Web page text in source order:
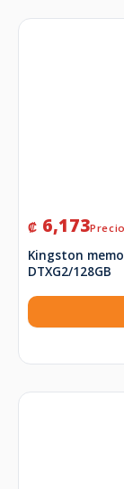
₡ 6,173
Kingston
DTXG2/128GB